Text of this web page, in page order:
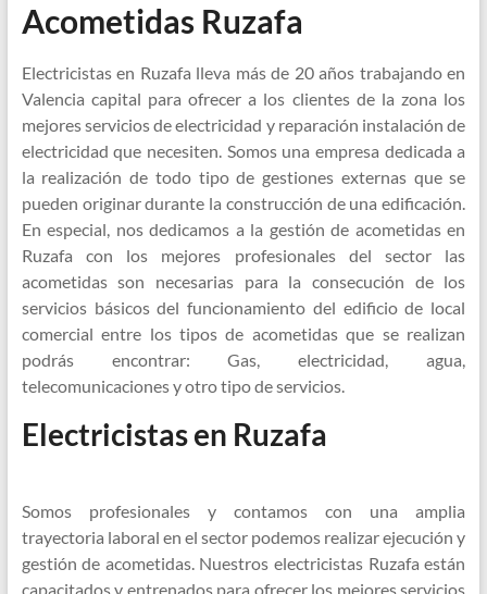
Acometidas Ruzafa
Electricistas en Ruzafa lleva más de 20 años trabajando en
Valencia capital para ofrecer a los clientes de la zona los
mejores servicios de electricidad y reparación instalación de
electricidad que necesiten. Somos una empresa dedicada a
la realización de todo tipo de gestiones externas que se
pueden originar durante la construcción de una edificación.
En especial, nos dedicamos a la gestión de acometidas en
Ruzafa con los mejores profesionales del sector las
acometidas son necesarias para la consecución de los
servicios básicos del funcionamiento del edificio de local
comercial entre los tipos de acometidas que se realizan
podrás encontrar: Gas, electricidad, agua,
telecomunicaciones y otro tipo de servicios.
Electricistas en Ruzafa
Somos profesionales y contamos con una amplia
trayectoria laboral en el sector podemos realizar ejecución y
gestión de acometidas. Nuestros electricistas Ruzafa están
capacitados y entrenados para ofrecer los mejores servicios